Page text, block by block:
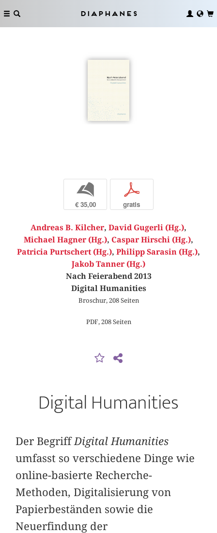
Diaphanes
b
€ 35,00
p
gratis
Andreas B. Kilcher, David Gugerli (Hg.),
Michael Hagner (Hg.), Caspar Hirschi (Hg.),
Patricia Purtschert (Hg.), Philipp Sarasin (Hg.),
Jakob Tanner (Hg.)
Nach Feierabend 2013
Digital Humanities
Broschur, 208 Seiten
PDF, 208 Seiten
Digital Humanities
Der BegriffDigital Humanities
umfasst so verschiedene Dinge wie
online-basierte Recherche-
Methoden, Digitalisierung von
Papierbeständen sowie die
Neuerfindung der